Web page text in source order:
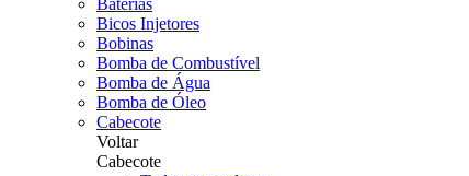
Baterias
Bicos Injetores
Bobinas
Bomba de Combustível
Bomba de Água
Bomba de Óleo
Cabecote
Voltar
Cabecote